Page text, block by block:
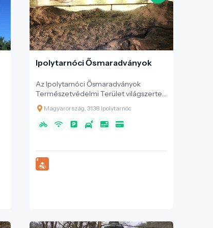
Ipolytarnóci Ősmaradványok
Az Ipolytarnóci Ősmaradványok
Természetvédelmi Terület világszerte
ismert őslénytani lelőhelyként számon
tartott. Ez az Európa-diplomás
bemutatóhely egy 17 millió évvel
gyakran az „ősvilági Pompeii”-ként
emlegetnek.
Magyarország, 3138 Ipolytarnóc